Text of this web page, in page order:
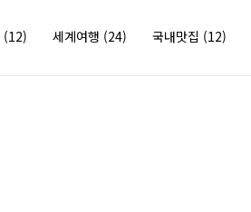
(12) 세계여행 (24) 국내맛집 (12)